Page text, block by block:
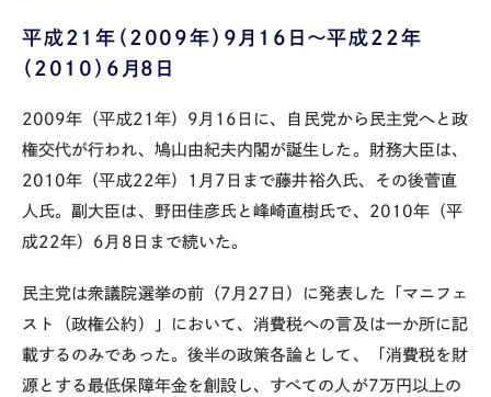
平成21年（2009年）9月16日～平成22年
（2010）6月8日
2009年 （平成21 年）9月 16 日に、
自民党から民主党へと政
権交代が行われ、鳩山由紀夫内閣が誕生した 。 財務大臣は、
20 10年（平成22年） 1 月 7 日まで藤井裕久 氏、その後菅直
人氏。副大臣は、野田佳彦氏と峰崎直樹氏で、 2010年（平
成22年） 6月8日 まで続いた。
民主党は衆議院選挙の前（7月27日）に発表した「マニフェ
スト（政権公約）」において、消費税への言及は一か所に記
載するのみであった。後半の政策各論として、「消費税を財
源とする最低保障年金を創設し、すべての人が7万円以上の